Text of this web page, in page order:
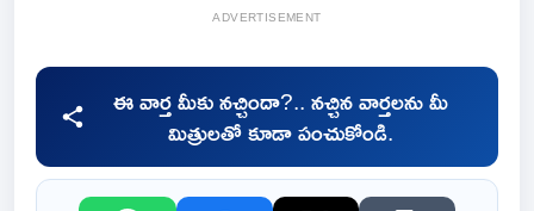
ADVERTISEMENT
ఈ వార్త మీకు నచ్చిందా?.. నచ్చిన వార్తలను మీ
మిత్రులతో కూడా పంచుకోండి.